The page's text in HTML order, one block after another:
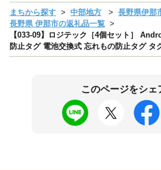
まちから探す 中部地方
長野県伊那
長野県 伊那市の返礼品一覧
【033-09】ロジテック［4個セット］
防止タグ 電池交換式 忘れもの防止タグ タ
このページをシェ